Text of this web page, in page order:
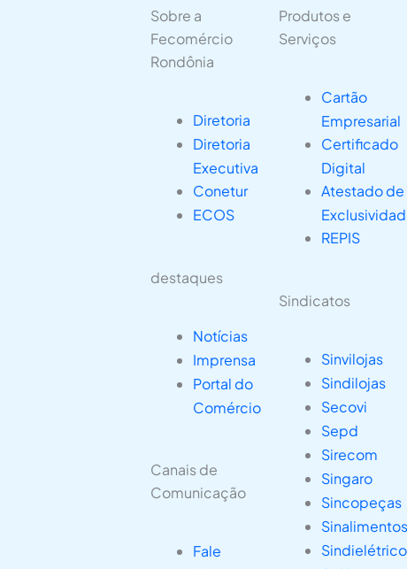
Sobre a
Fecomércio
Rondônia
Diretoria
Diretoria
Executiva
Conetur
ECOS
destaques
Notícias
Imprensa
Portal do
Comércio
Canais de
Comunicação
Fale
Produtos e
Serviços
Cartão
Empresarial
Certificado
Digital
Atestado de
REPIS
Sindicatos
Sinvilojas
Sindilojas
Secovi
Sepd
Sirecom
Singaro
Sincopeças
Sinalimentos